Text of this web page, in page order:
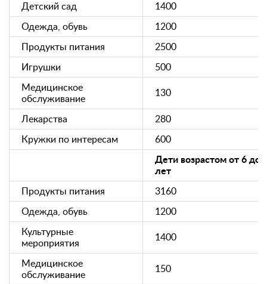
Детский сад
1400
Одежда, обувь
1200
Продукты питания
2500
Игрушки
500
Медицинское
обслуживание
130
Лекарства
280
Кружки по интересам
600
Дети возрастом от 6 до
лет
Продукты питания
3160
Одежда, обувь
1200
Культурные
мероприятия
1400
Медицинское
обслуживание
150